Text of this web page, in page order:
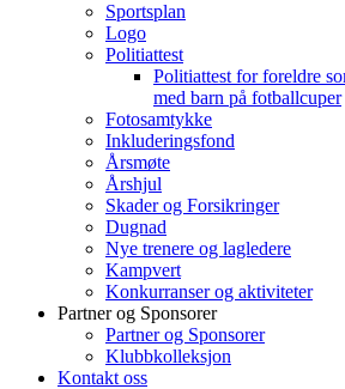
Sportsplan
Logo
Politiattest
Politiattest for foreldre
med barn på fotballcuper
Fotosamtykke
Inkluderingsfond
Årsmøte
Årshjul
Skader og Forsikringer
Dugnad
Nye trenere og lagledere
Kampvert
Konkurranser og aktiviteter
Partner og Sponsorer
Partner og Sponsorer
Klubbkolleksjon
Kontakt oss